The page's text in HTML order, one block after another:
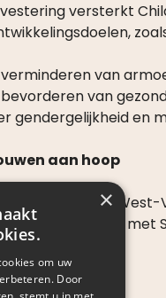
versterkt
van
van
gendergelijkheid en
aan hoop
van de Provincie
waar kinderen met
×
om uw
Door